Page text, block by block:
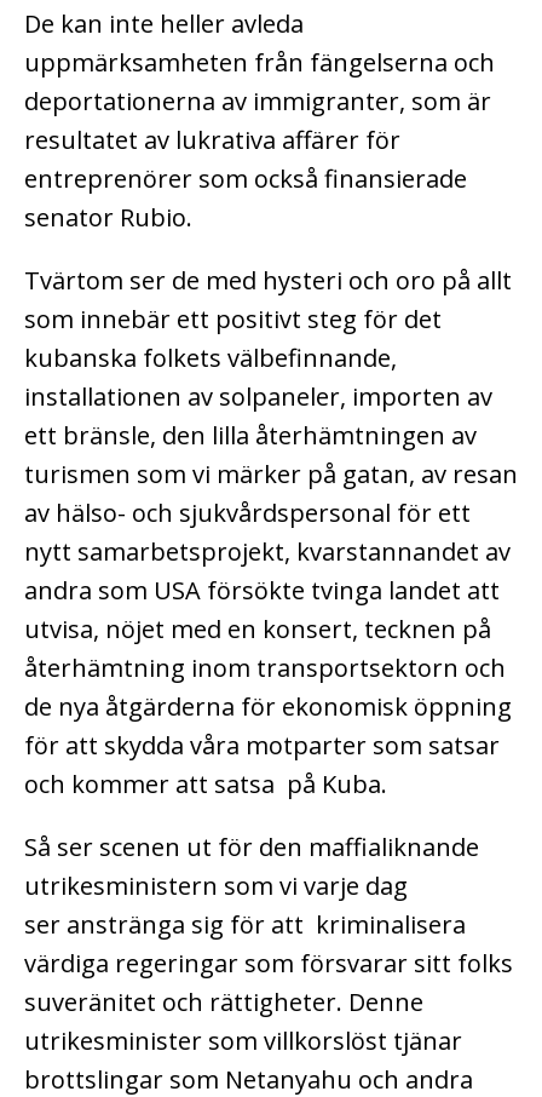
De kan inte heller avleda
uppmärksamheten från fängelserna och
deportationerna av immigranter, som är
resultatet av lukrativa affärer för
entreprenörer som också finansierade
senator Rubio.
Tvärtom ser de med hysteri och oro på allt
som innebär ett positivt steg för det
kubanska folkets välbefinnande,
installationen av solpaneler, importen av
ett bränsle, den lilla återhämtningen av
turismen som vi märker på gatan, av resan
av hälso- och sjukvårdspersonal för ett
nytt samarbetsprojekt, kvarstannandet av
andra som USA försökte tvinga landet att
utvisa, nöjet med en konsert, tecknen på
återhämtning inom transportsektorn och
de nya åtgärderna för ekonomisk öppning
för att skydda våra motparter som satsar
och kommer att satsa på Kuba.
Så ser scenen ut för den maffialiknande
utrikesministern som vi varje dag
ser anstränga sig för att kriminalisera
värdiga regeringar som försvarar sitt folks
suveränitet och rättigheter. Denne
utrikesminister som villkorslöst tjänar
brottslingar som Netanyahu och andra